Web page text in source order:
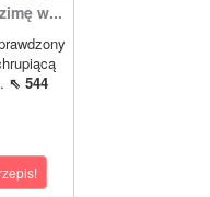
w...
⇖ 544